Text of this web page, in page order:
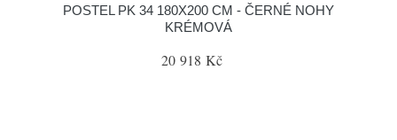
POSTEL PK 34 180X200 CM - ČERNÉ NOHY
KRÉMOVÁ
20 918 Kč